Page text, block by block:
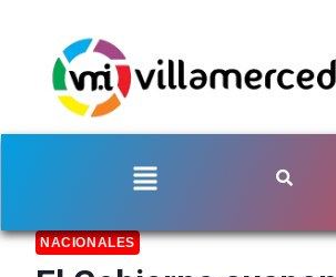
NACIONALES